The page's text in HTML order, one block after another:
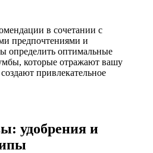
в сочетании с
предпочтениями и
определить оптимальные
которые отражают вашу
привлекательное
удобрения и